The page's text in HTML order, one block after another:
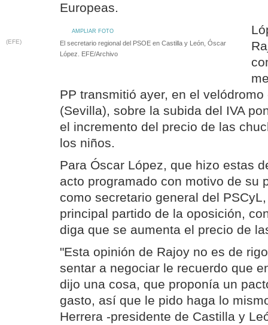
Europeas.
AMPLIAR FOTO
(EFE)
El secretario regional del PSOE en Castilla y León, Óscar
López. EFE/Archivo
PP transmitió ayer, en el
(Sevilla), sobre la subida del IVA
el incremento del precio de las
los niños.
Para Óscar López, que hizo estas
acto programado con motivo de su
como secretario general del
principal partido de la oposición,
diga que se aumenta el precio de
"Esta opinión de Rajoy no es de
sentar a negociar le recuerdo que
dijo una cosa, que proponía un
gasto, así que le pido haga lo
Herrera -presidente de Castilla y